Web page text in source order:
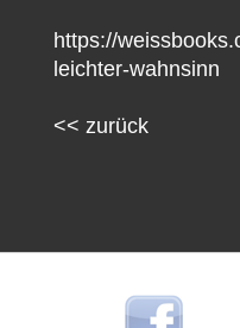
https://
leichter-wahnsinn
<< zurück